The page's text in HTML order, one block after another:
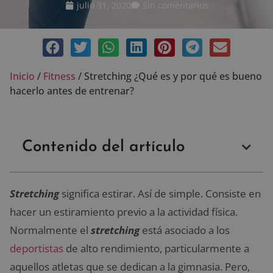
julio 31, 2020 Sin comentarios
Inicio / Fitness / Stretching ¿Qué es y por qué es bueno
hacerlo antes de entrenar?
Contenido del artículo
Stretching significa estirar. Así de simple. Consiste en
hacer un estiramiento previo a la actividad física.
Normalmente el stretchingestá asociado a los
deportistas de alto rendimiento, particularmente a
aquellos atletas que se dedican a la gimnasia. Pero,